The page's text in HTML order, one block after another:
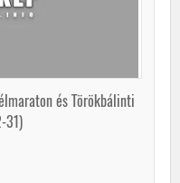
és Törökbálinti
31)